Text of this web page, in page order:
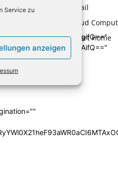
Service zu
anzeigen
Retail
Cloud
Smart Home